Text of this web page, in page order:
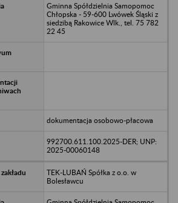
Gminna Spółdzielnia Samopomoc
Chłopska - 59-600 Lwówek Śląski z
siedzibą Rakowice Wlk., tel. 75 782
22 45
dokumentacja osobowo-płacowa
992700.611.100.2025-DER; UNP:
2025-00060148
TEK-LUBAŃ Spółka z o.o. w
Bolesławcu